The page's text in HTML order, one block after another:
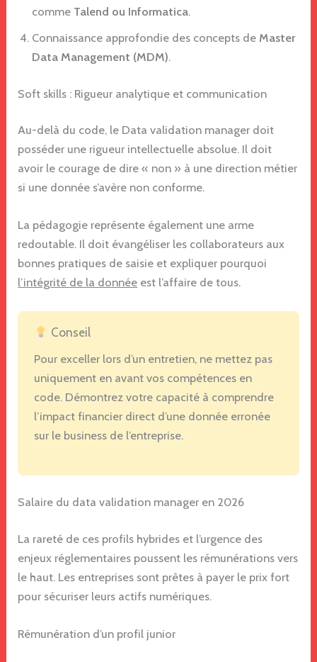
comme Talend ou Informatica.
Connaissance approfondie des concepts de Master
Data Management (MDM).
Soft skills : Rigueur analytique et communication
Au-delà du code, le Data validation manager doit
posséder une rigueur intellectuelle absolue. Il doit
avoir le courage de dire « non » à une direction métier
si une donnée s’avère non conforme.
La pédagogie représente également une arme
redoutable. Il doit évangéliser les collaborateurs aux
bonnes pratiques de saisie et expliquer pourquoi
l’intégrité de la donnée est l’affaire de tous.
Conseil
Pour exceller lors d’un entretien, ne mettez pas
uniquement en avant vos compétences en
code. Démontrez votre capacité à comprendre
l’impact financier direct d’une donnée erronée
sur le business de l’entreprise.
Salaire du data validation manager en 2026
La rareté de ces profils hybrides et l’urgence des
enjeux réglementaires poussent les rémunérations vers
le haut. Les entreprises sont prêtes à payer le prix fort
pour sécuriser leurs actifs numériques.
Rémunération d’un profil junior